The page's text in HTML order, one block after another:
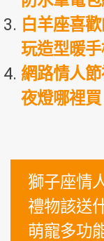
白羊座喜
玩造型暖
網路情人
夜燈哪裡買
文
章
導
獅子座情
禮物該送
萌寵多功